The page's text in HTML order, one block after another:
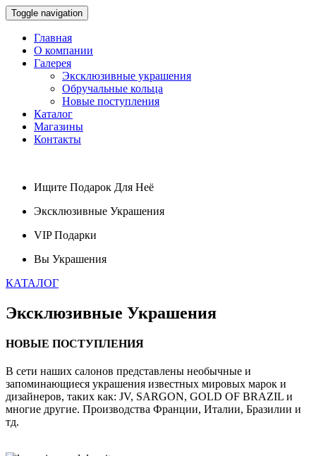
Toggle navigation
Главная
О компании
Галерея
Эксклюзивные украшения
Обручальные кольца
Новые поступления
Каталог
Магазины
Контакты
Ищите Подарок Для Неё
Эксклюзивные Украшения
VIPПодарки
Вы Украшения
КАТАЛОГ
Эксклюзивные Украшения
НОВЫЕ ПОСТУПЛЕНИЯ
В сети наших салонов представлены необычные и
запоминающиеся украшения известных мировых марок и
дизайнеров, таких как: JV, SARGON, GOLD OF BRAZIL и
многие другие. Производства Франции, Италии, Бразилии и
тд.